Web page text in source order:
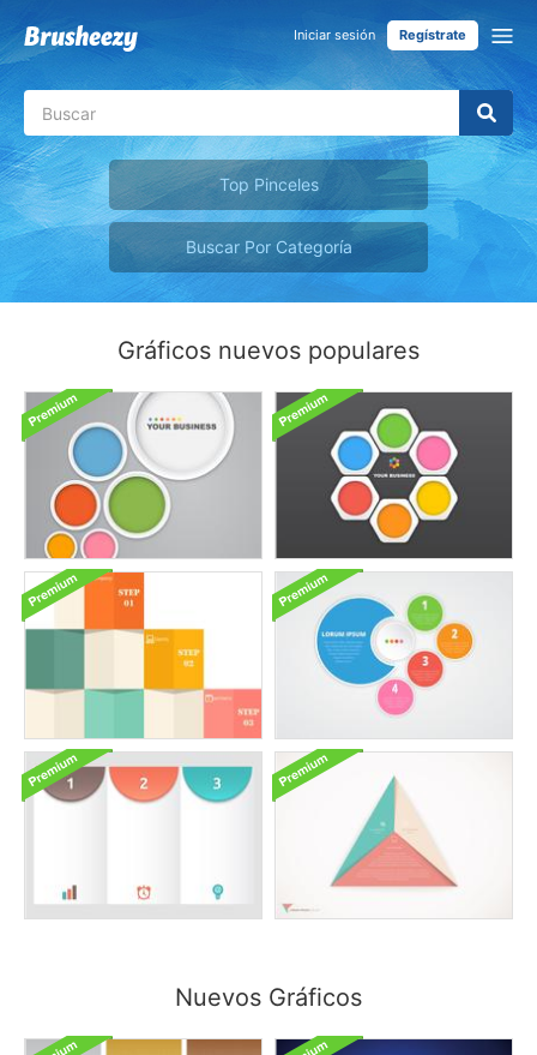
Iniciar sesión Regístrate
Top Pinceles
Buscar Por Categoría
Gráficos nuevos populares
Nuevos Gráficos